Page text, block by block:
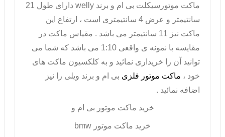
ماکت موتورسیکلت بی ام و برند welly
دارای طول 21
سانتیمتر و عرض 4 سانتیمتری است ، ارتفاع این
ماکت نیز 11 سانتیمتر می باشد . مقیاس ماکت در
مقایسه با نمونه ی واقعی 1:10 می باشد که شما می
توانید آن را خریداری نمائید و به کلکسیون ماکت های
خود ، ماکت موتور فلزی بی ام و برند ویلی را نیز
اضافه نمائید .
خرید ماکت موتور بی ام و
خرید ماکت موتور bmw